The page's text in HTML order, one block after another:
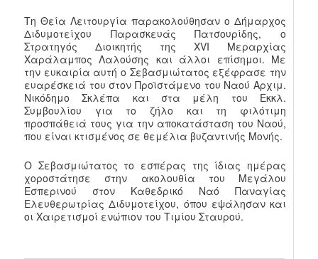
Τη Θεία Λειτουργία παρακολούθησαν ο Δήμαρχος
Διδυμοτείχου Παρασκευάς Πατσουρίδης, ο
Στρατηγός Διοικητής της XVI Μεραρχίας
Χαράλαμπος Λαλούσης και άλλοι επίσημοι. Με
την ευκαιρία αυτή ο Σεβασμιώτατος εξέφρασε την
ευαρέσκειά του στον Προϊστάμενο του Ναού Αρχιμ.
Νικόδημο Σκλέπα και στα μέλη του Εκκλ.
Συμβουλίου για το ζήλο και τη φιλότιμη
προσπάθειά τους για την αποκατάσταση του Ναού,
που είναι κτισμένος σε θεμέλια βυζαντινής Μονής.
Ο Σεβασμιώτατος το εσπέρας της ίδιας ημέρας
χοροστάτησε στην ακολουθία του Μεγάλου
Εσπερινού στον Καθεδρικό Ναό Παναγίας
Ελευθερωτρίας Διδυμοτείχου, όπου εψάλησαν και
οι Χαιρετισμοί ενώπιον του Τιμίου Σταυρού.